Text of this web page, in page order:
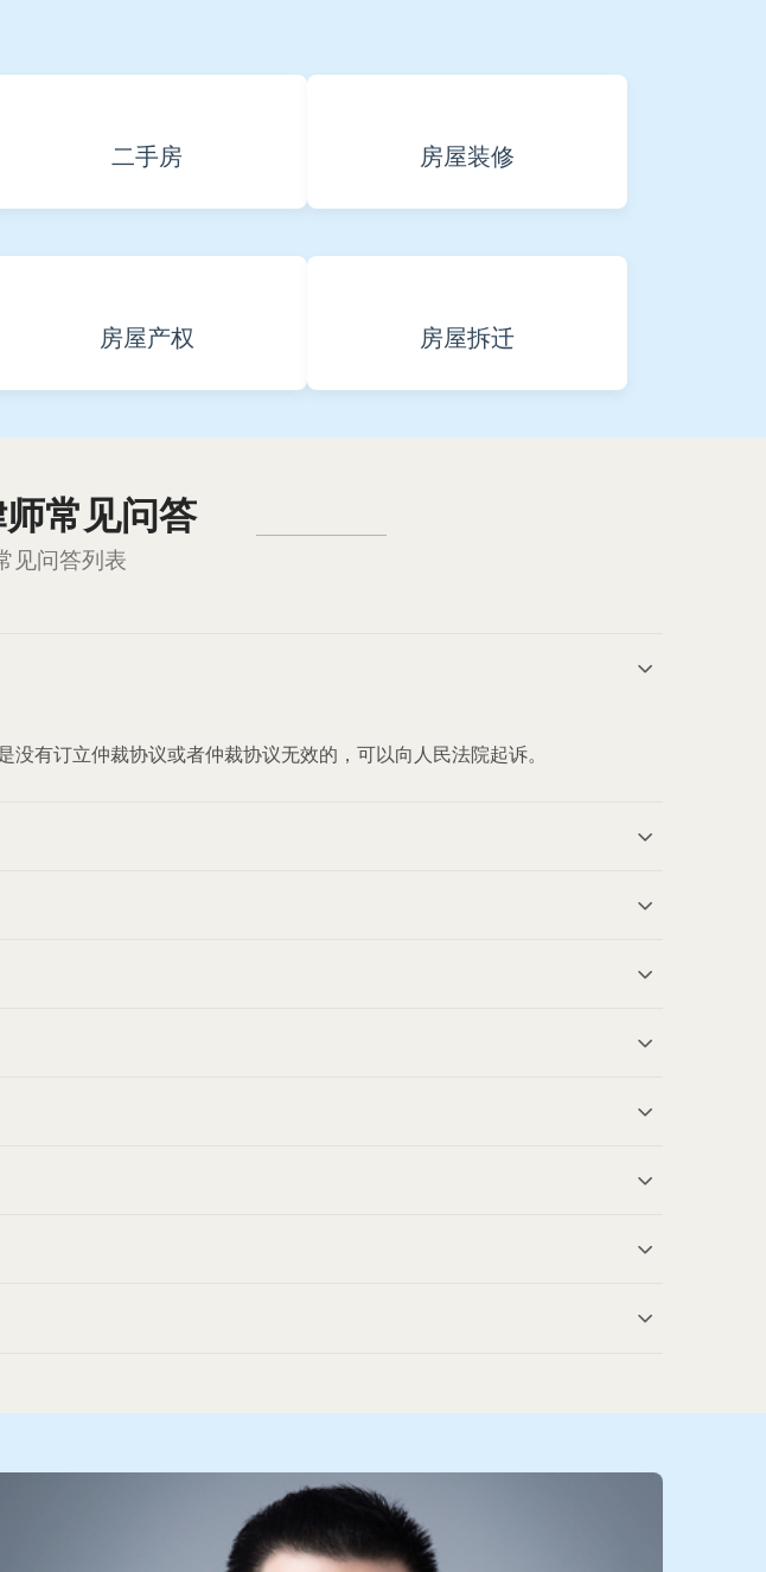
二手房 房屋装修
房屋产权 房屋拆迁
常见问答
见问答列表
有订立仲裁协议或者仲裁协议无效的，可以向人民法院起诉。